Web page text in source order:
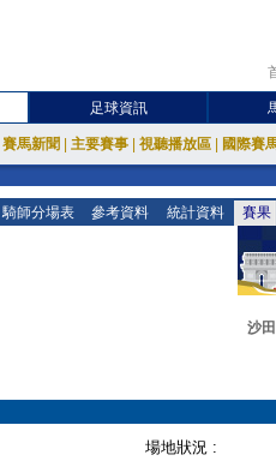
足球資訊
賽馬新聞 主要賽事 視聽播放區 國際賽
騎師分場表 參考資料 統計資料 賽果
沙
場地狀況 :